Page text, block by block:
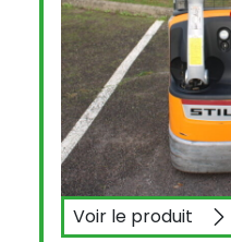
Voir le produitSTILL EXV10